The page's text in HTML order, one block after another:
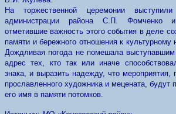
На торжественной церемонии
администрации района С.П. Фомченко
отметившие важность этого события в деле
памяти и бережного отношения к
Дожд­ливая погода не помешала
адрес тех, кто так или иначе
знака, и выразить надежду, что мероприятия,
прославленного художника и мецената, будут
его имя в памяти потомков.